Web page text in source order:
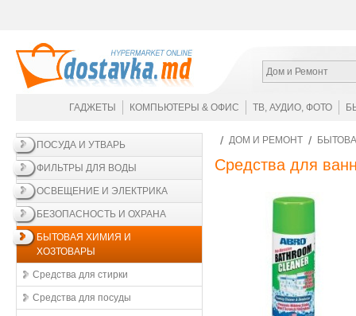
Дом и Ремонт
ГАДЖЕТЫ КОМПЬЮТЕРЫ & ОФИС ТВ, АУДИО, ФОТО
ПОСУДА И УТВАРЬ
ФИЛЬТРЫ ДЛЯ ВОДЫ
ОСВЕЩЕНИЕ И ЭЛЕКТРИКА
БЕЗОПАСНОСТЬ И ОХРАНА
БЫТОВАЯ ХИМИЯ И
ХОЗТОВАРЫ
Средства для стирки
Средства для посуды
ДОМ И РЕМОНТ
Средства для